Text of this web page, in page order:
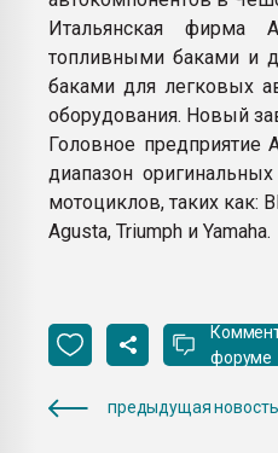
Итальянская фирма
топливными баками и
баками для легковых
оборудования. Новый
Головное предприятие
диапазон
мотоциклов, таких как:
Agusta, Triumph и Yamaha.
форуме
предыдущая новость